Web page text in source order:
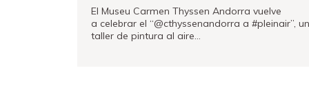
El Museu Carmen Thyssen Andorra vuelve
a celebrar el “@cthyssenandorra a #pleinair”, un
taller de pintura al aire…